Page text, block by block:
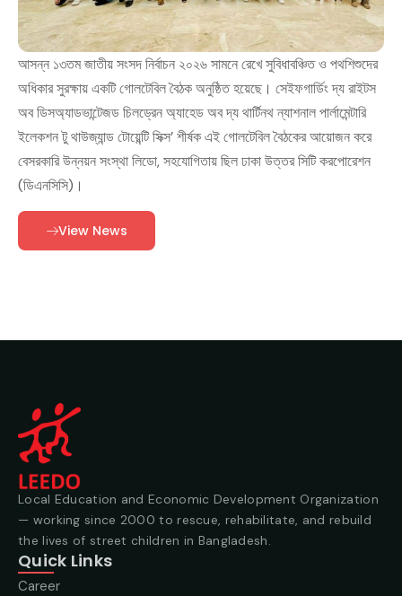
আসন্ন ১৩তম জাতীয় সংসদ নির্বাচন ২০২৬ সামনে রেখে সুবিধাবঞ্চিত ও পথশিশুদের
অধিকার সুরক্ষায় একটি গোলটেবিল বৈঠক অনুষ্ঠিত হয়েছে। ‌সেইফগার্ডিং দ্য রাইটস
অব ডিসঅ্যাডভান্টেজড চিলড্রেন অ্যাহেড অব দ্য থার্টিনথ ন্যাশনাল পার্লামেন্টারি
ইলেকশন টু থাউজ্যান্ড টোয়েন্টি সিক্স’ শীর্ষক এই গোলটেবিল বৈঠকের আয়োজন করে
বেসরকারি উন্নয়ন সংস্থা লিডো, সহযোগিতায় ছিল ঢাকা উত্তর সিটি করপোরেশন
(ডিএনসিসি)।
View News
Local Education and Economic Development Organization
— working since 2000 to rescue, rehabilitate, and rebuild
the lives of street children in Bangladesh.
Quick Links
Career